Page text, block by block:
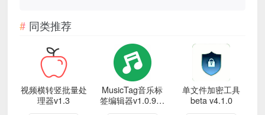
同类推荐
视频横转竖批量处
理器v1.3
MusicTag音乐标
签编辑器v1.0.9绿
色版
单文件加密工具
beta v4.1.0